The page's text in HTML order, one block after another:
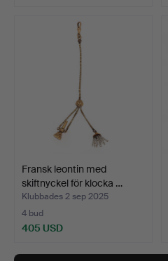
Fransk leontin med
skiftnyckel för klocka …
Klubbades 2 sep 2025
4 bud
405 USD